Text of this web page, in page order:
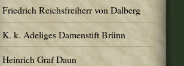
Friedrich Reichsfreiherr von Dalberg
K. k. Adeliges Damenstift Brünn
Heinrich Graf Daun